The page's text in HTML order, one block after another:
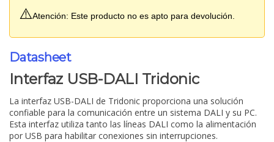
⚠️Atención: Este producto no es apto para devolución.
Datasheet
Interfaz USB-DALI Tridonic
La interfaz USB-DALI de Tridonic proporciona una solución
confiable para la comunicación entre un sistema DALI y su PC.
Esta interfaz utiliza tanto las líneas DALI como la alimentación
por USB para habilitar conexiones sin interrupciones.